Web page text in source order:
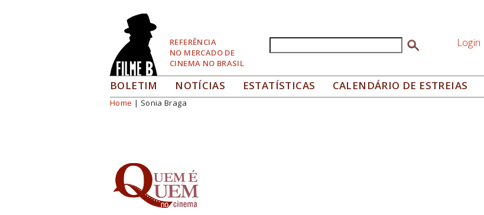
REFERÊNCIA
NO MERCADO DE
CINEMA NO BRASIL
Formulário de busca Login
BOLETIM NOTÍCIAS ESTATÍSTICAS CALENDÁRIO DE ESTREIAS
Você está aqui
Home | Sonia Braga